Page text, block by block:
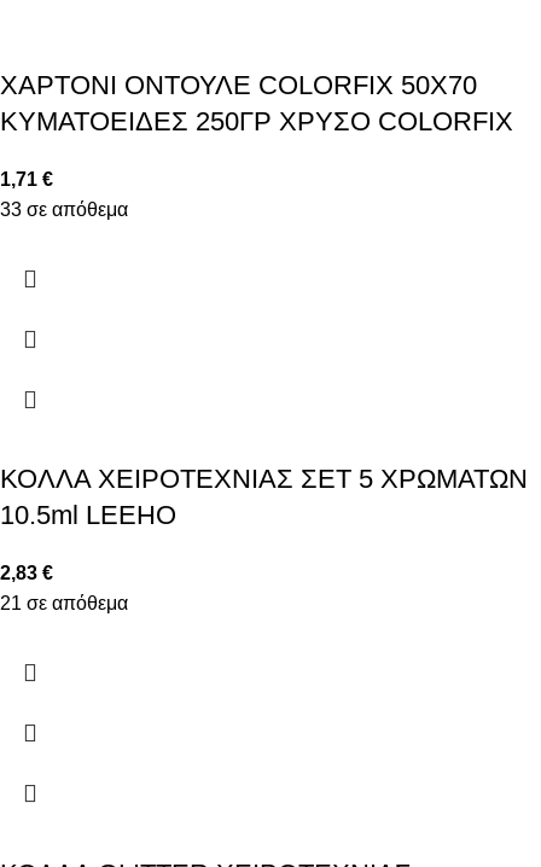
ΧΑΡΤΟΝΙ ΟΝΤΟΥΛΕ COLORFIX 50Χ70
ΚΥΜΑΤΟΕΙΔΕΣ 250ΓΡ ΧΡΥΣΟ COLORFIX
1,71 €
33 σε απόθεμα
ΚΟΛΛΑ ΧΕΙΡΟΤΕΧΝΙΑΣ ΣΕΤ 5 ΧΡΩΜΑΤΩΝ
10.5ml LEEHO
2,83 €
21 σε απόθεμα